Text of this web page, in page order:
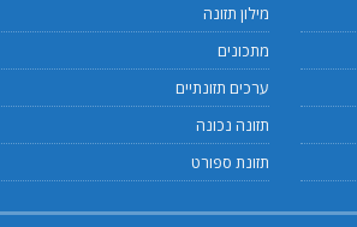
מילון תזונה
מתכונים
ערכים תזונתיים
תזונה נכונה
תזונת ספורט